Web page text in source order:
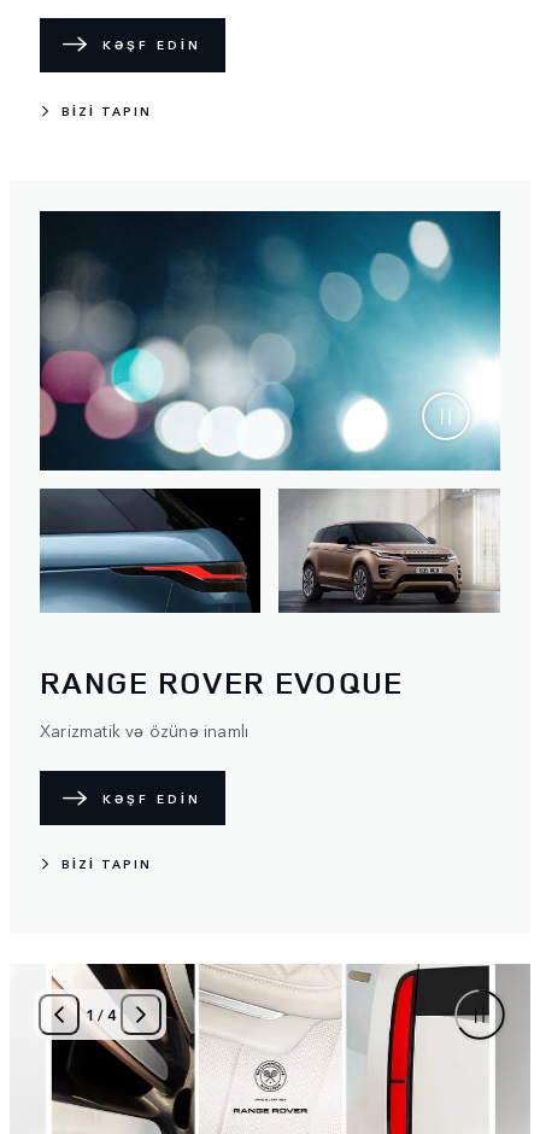
KƏŞF EDİN
BİZİ TAPIN
RANGE ROVER EVOQUE
Xarizmatik və özünə inamlı
KƏŞF EDİN
BİZİ TAPIN
2 /4